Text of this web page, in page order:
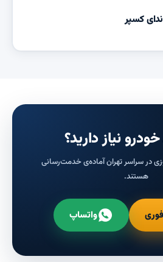
کسپر
نیاز دارید؟
در سراسر تهران آماده‌ی خدمت‌رسانی
هستند.
واتساپ